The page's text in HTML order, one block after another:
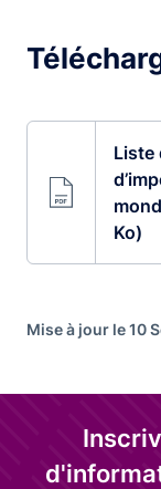
Liste
Ko)
Mise à jour le 10